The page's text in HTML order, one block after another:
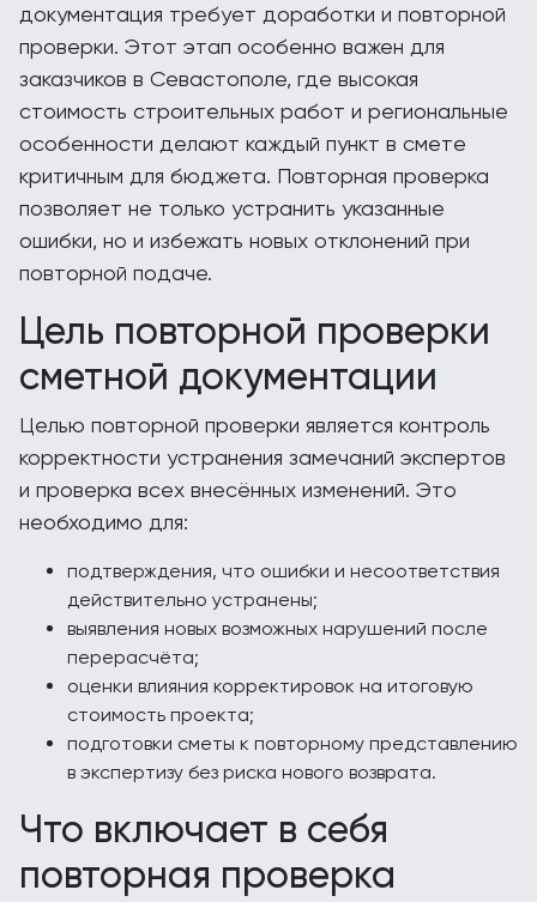
документация требует доработки и повторной
проверки. Этот этап особенно важен для
заказчиков в Севастополе, где высокая
стоимость строительных работ и региональные
особенности делают каждый пункт в смете
критичным для бюджета. Повторная проверка
позволяет не только устранить указанные
ошибки, но и избежать новых отклонений при
повторной подаче.
Цель повторной проверки
сметной документации
Целью повторной проверки является контроль
корректности устранения замечаний экспертов
и проверка всех внесённых изменений. Это
необходимо для:
подтверждения, что ошибки и несоответствия
действительно устранены;
выявления новых возможных нарушений после
перерасчёта;
оценки влияния корректировок на итоговую
стоимость проекта;
подготовки сметы к повторному представлению
в экспертизу без риска нового возврата.
Что включает в себя
повторная проверка